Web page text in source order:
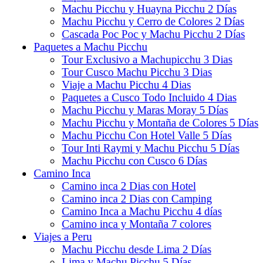
Machu Picchu y Huayna Picchu 2 Días
Machu Picchu y Cerro de Colores 2 Días
Cascada Poc Poc y Machu Picchu 2 Días
Paquetes a Machu Picchu
Tour Exclusivo a Machupicchu 3 Dias
Tour Cusco Machu Picchu 3 Dias
Viaje a Machu Picchu 4 Dias
Paquetes a Cusco Todo Incluido 4 Dias
Machu Picchu y Maras Moray 5 Días
Machu Picchu y Montaña de Colores 5 Días
Machu Picchu Con Hotel Valle 5 Días
Tour Inti Raymi y Machu Picchu 5 Días
Machu Picchu con Cusco 6 Días
Camino Inca
Camino inca 2 Dias con Hotel
Camino inca 2 Dias con Camping
Camino Inca a Machu Picchu 4 días
Camino inca y Montaña 7 colores
Viajes a Peru
Machu Picchu desde Lima 2 Días